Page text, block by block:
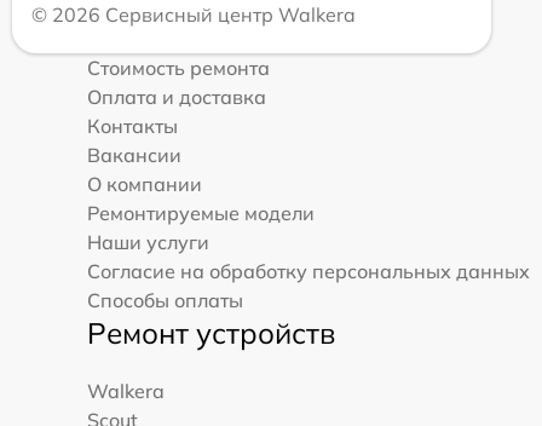
© 2026 Сервисный центр Walkera
Стоимость ремонта
Оплата и доставка
Контакты
Вакансии
О компании
Ремонтируемые модели
Наши услуги
Согласие на обработку персональных данных
Способы оплаты
Ремонт устройств
Walkera
Scout